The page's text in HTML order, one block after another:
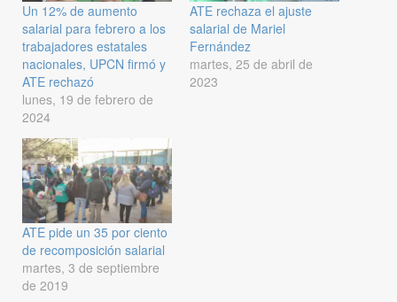
Un 12% de aumento
salarial para febrero a los
trabajadores estatales
nacionales, UPCN firmó y
ATE rechazó
lunes, 19 de febrero de
2024
ATE rechaza el ajuste
salarial de Mariel
Fernández
martes, 25 de abril de
2023
ATE pide un 35 por ciento
de recomposición salarial
martes, 3 de septiembre
de 2019